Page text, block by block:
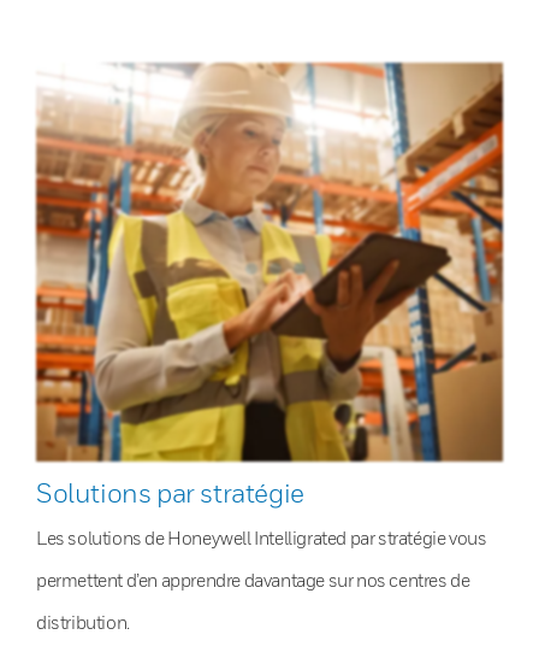
Solutions par stratégie
Les solutions de Honeywell Intelligrated par stratégie vous
permettent d’en apprendre davantage sur nos centres de
distribution.